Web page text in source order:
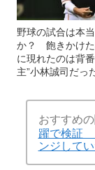
野球の試合は本
か？ 飽きかけ
に現れたのは背
主”小林誠司だっ
おすすめ
躍で検証
ンジして